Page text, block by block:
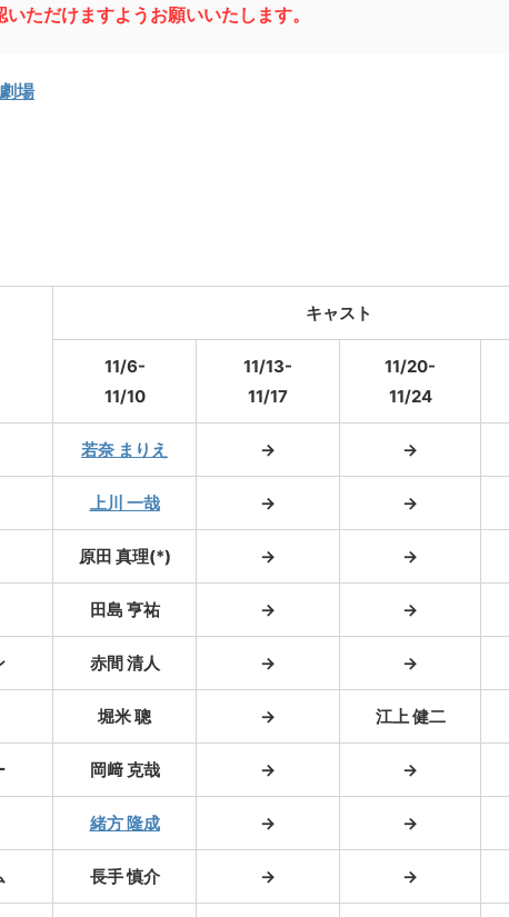
いただけますようお願いいたします。
場
キャスト
11/6-
11/10
11/13-
11/17
11/20-
11/24
若奈 まりえ → →
上川 一哉 → →
原田 真理(*) → →
田島 亨祐 → →
赤間 清人 → →
堀米 聰 → 江上 健二
岡﨑 克哉 → →
緒方 隆成 → →
長手 慎介 → →